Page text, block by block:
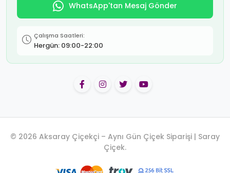
WhatsApp'tan Mesaj Gönder
Çalışma Saatleri:
Hergün: 09:00-22:00
© 2026 Aksaray Çiçekçi – Aynı Gün Çiçek Siparişi | Saray
Çiçek.